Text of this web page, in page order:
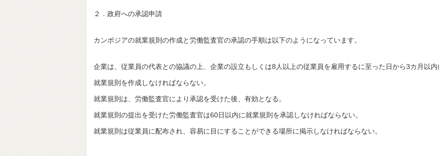
２．政府への承認申請
カンボジアの就業規則の作成と労働監査官の承認の手順は以下のようになっています。
企業は、従業員の代表との協議の上、企業の設立もしくは8人以上の従業員を雇用するに至った日から3カ月以内
就業規則を作成しなければならない。
就業規則は、労働監査官により承認を受けた後、有効となる。
就業規則の提出を受けた労働監査官は60日以内に就業規則を承認しなければならない。
就業規則は従業員に配布され、容易に目にすることができる場所に掲示しなければならない。